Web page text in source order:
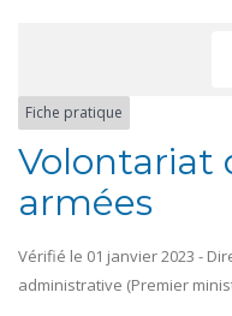
Fiche pratique
Volontariat
armées
Vérifié le 01 janvier 2023 -
administrative (Premier